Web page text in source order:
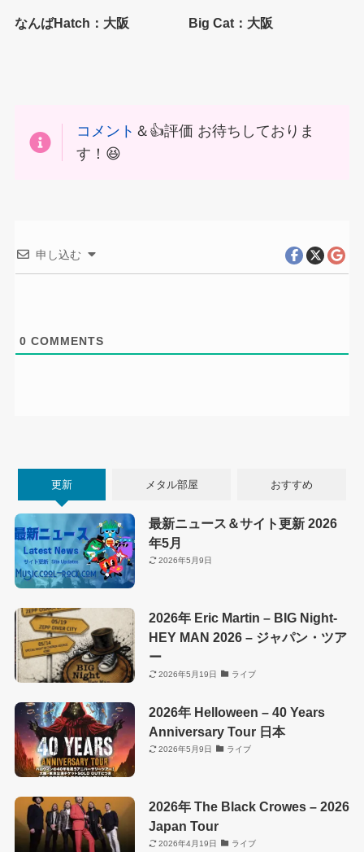
なんばHatch：大阪 Big Cat：大阪
コメント ＆👍評価 お待ちしておりま
す！😆
申し込む
0 COMMENTS
更新 メタル部屋 おすすめ
最新ニュース＆サイト更新 2026
年5月
2026年5月9日
2026年 Eric Martin – BIG Night-
HEY MAN 2026 – ジャパン・ツア
ー
2026年5月19日 ライブ
2026年 Helloween – 40 Years
Anniversary Tour 日本
2026年5月9日 ライブ
2026年 The Black Crowes – 2026
Japan Tour
2026年4月19日 ライブ